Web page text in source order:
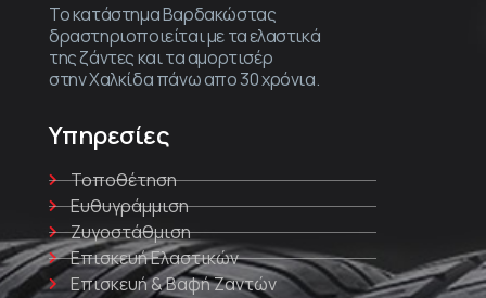
Το κατάστημα Βαρδακώστας
δραστηριοποιείται με τα ελαστικά
της ζάντες και τα αμορτισέρ
στην Χαλκίδα πάνω απο 30 χρόνια.
Υπηρεσίες
Τοποθέτηση
Ευθυγράμμιση
Ζυγοστάθμιση
Επισκευή Ελαστικών
Επισκευή & Βαφή Ζαντών